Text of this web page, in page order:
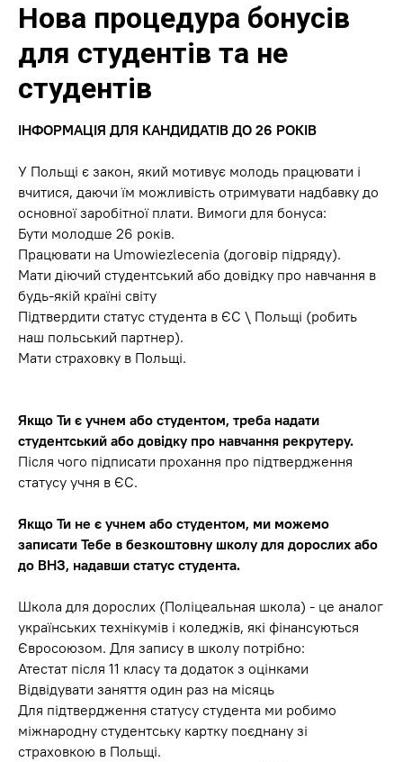
Нова процедура бонусів
для студентів та не
студентів
ІНФОРМАЦІЯ ДЛЯ КАНДИДАТІВ ДО 26 РОКІВ
У Польщі є закон, який мотивує молодь працювати і
вчитися, даючи їм можливість отримувати надбавку до
основної заробітної плати. Вимоги для бонусa:
Бути молодше 26 років.
Працювати на Umowiezlecenia (договір підряду).
Мати діючий студентський або довідку про навчання в
будь-якій країні світу
Підтвердити статус студента в ЄС \ Польщі (робить
наш польський партнер).
Мати страховку в Польщі.
Якщо Ти є учнем або студентом, треба надати
студентський або довідку про навчання рекрутеру.
Після чого підписати прохання про підтвердження
статусу учня в ЄС.
Якщо Ти не є учнем або студентом, ми можемо
записати Тебе в безкоштовну школу для дорослих або
до ВНЗ, надавши статус студента.
Школа для дорослих (Поліцеальная школа) - це аналог
українських технікумів і коледжів, які фінансуються
Євросоюзом. Для запису в школу потрібно:
Атестат після 11 класу та додаток з оцінками
Відвідувати заняття один раз на місяць
Для підтвердження статусу студента ми робимо
міжнародну студентську картку поєднану зі
страховкою в Польщі.